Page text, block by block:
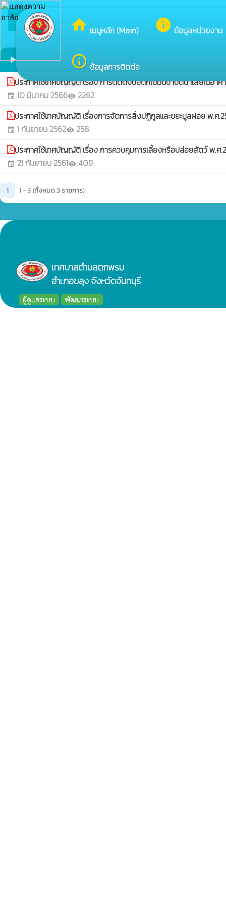
home เมนูหลัก (Main) info ข้อมูลหน่วยงาน
info_outline ข้อมูลการติดต่อ
arrow_back_iosกลับเมนูหลัก
play_arrowเทศบัญญัติต่าง ๆ
ประกาศใช้เทศบัญญัติ เรื่อง การติดตั้งบ่อดักไขมันบำบัดน้ำเสียในอา
event 10 มีนาคม 2566visibility 2262
ประกาศใช้เทศบัญญัติ เรื่องการจัดการสิ่งปฏิกูลและขยะมูลฝอย พ.ศ
event 1 กันยายน 2562visibility 258
ประกาศใช้เทศบัญญัติ เรื่อง การควบคุมการเลี้ยงหรือปล่อยสัตว์ พ.ศ
event 21 กันยายน 2561visibility 409
1 1 - 3 (ทั้งหมด 3 รายการ)
เทศบาลตำบลตกพรม
อำเภอขลุง จังหวัดจันทบุรี
ผู้ดูแลระบบ พัฒนาระบบ